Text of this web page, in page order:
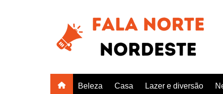
Beleza Casa Lazer e diversão